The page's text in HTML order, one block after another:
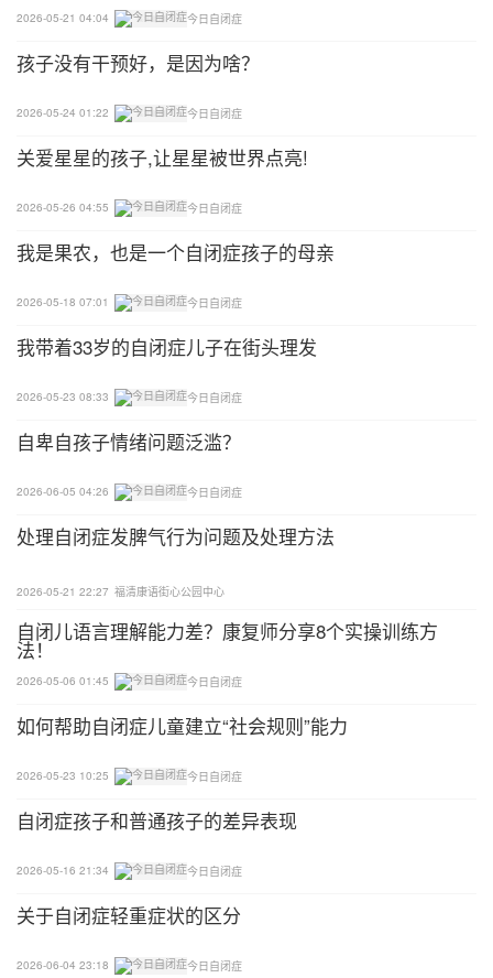
2026-05-21 04:04 今日自闭症
孩子没有干预好，是因为啥？
2026-05-24 01:22 今日自闭症
关爱星星的孩子,让星星被世界点亮!
2026-05-26 04:55 今日自闭症
我是果农，也是一个自闭症孩子的母亲
2026-05-18 07:01 今日自闭症
我带着33岁的自闭症儿子在街头理发
2026-05-23 08:33 今日自闭症
自卑自孩子情绪问题泛滥？
2026-06-05 04:26 今日自闭症
处理自闭症发脾气行为问题及处理方法
2026-05-21 22:27 福清康语街心公园中心
自闭儿语言理解能力差？康复师分享8个实操训练方
法！
2026-05-06 01:45 今日自闭症
如何帮助自闭症儿童建立“社会规则”能力
2026-05-23 10:25 今日自闭症
自闭症孩子和普通孩子的差异表现
2026-05-16 21:34 今日自闭症
关于自闭症轻重症状的区分
2026-06-04 23:18 今日自闭症